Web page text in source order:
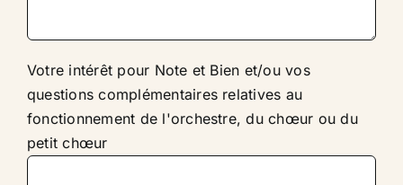
Votre intérêt pour Note et Bien et/ou vos
questions complémentaires relatives au
fonctionnement de l'orchestre, du chœur ou du
petit chœur